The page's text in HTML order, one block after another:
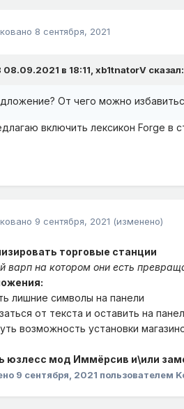
8 сентября, 2021
08.09.2021 в 18:11, xb1tnatorV сказал:
От чего можно
включить лексикон Forge в
9 сентября, 2021 (изменено)
торговые станции
варп на котором они есть
лишние символы на панели
от текста и оставить на
возможность установки
юзлесс мод Иммёрсив и\или
9 сентября, 2021 пользователем